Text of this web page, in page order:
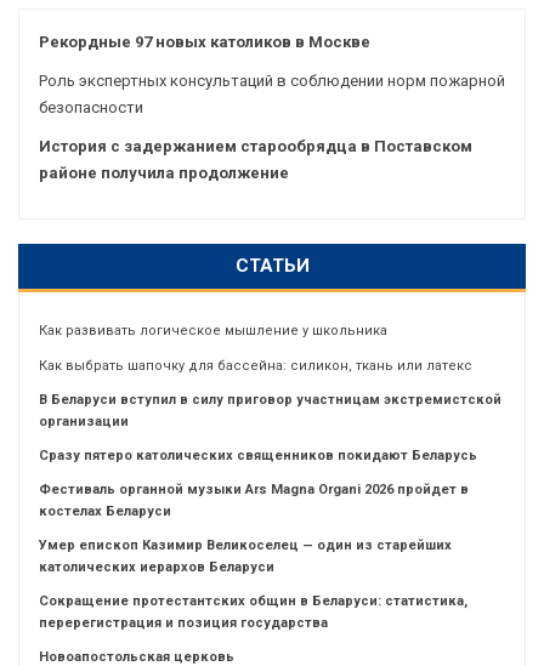
Рекордные 97 новых католиков в Москве
Роль экспертных консультаций в соблюдении норм пожарной
безопасности
История с задержанием старообрядца в Поставском
районе получила продолжение
СТАТЬИ
Как развивать логическое мышление у школьника
Как выбрать шапочку для бассейна: силикон, ткань или латекс
В Беларуси вступил в силу приговор участницам экстремистской
организации
Сразу пятеро католических священников покидают Беларусь
Фестиваль органной музыки Ars Magna Organi 2026 пройдет в
костелах Беларуси
Умер епископ Казимир Великоселец — один из старейших
католических иерархов Беларуси
Сокращение протестантских общин в Беларуси: статистика,
перерегистрация и позиция государства
Новоапостольская церковь